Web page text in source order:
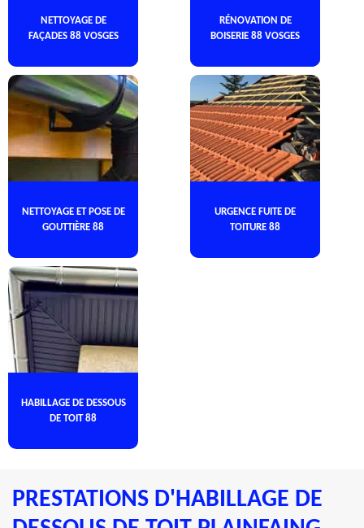
NETTOYAGE DE
FAÇADES 88 VOSGES
RÉNOVATION DE
BOISERIE 88 VOSGES
NETTOYAGE ET POSE DE
GOUTTIÈRE 88
URGENCE FUITE DE
TOITURE 88
HABILLAGE DE DESSOUS
DE TOIT 88
PRESTATIONS D'HABILLAGE DE